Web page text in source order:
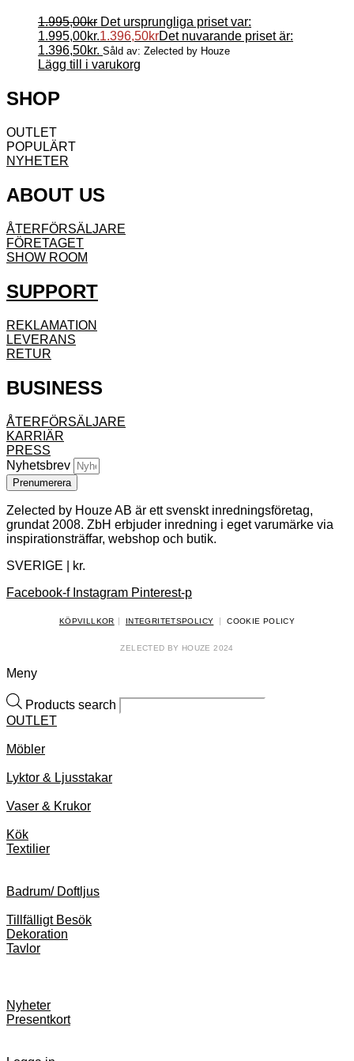
1.995,00kr Det ursprungliga priset var:
1.995,00kr.1.396,50krDet nuvarande priset är:
1.396,50kr. Såld av: Zelected by Houze
Lägg till i varukorg
SHOP
OUTLET
POPULÄRT
NYHETER
ABOUT US
ÅTERFÖRSÄLJARE
FÖRETAGET
SHOW ROOM
SUPPORT
REKLAMATION
LEVERANS
RETUR
BUSINESS
ÅTERFÖRSÄLJARE
KARRIÄR
PRESS
Nyhetsbrev
Prenumerera
Zelected by Houze AB är ett svenskt inredningsföretag,
grundat 2008. ZbH erbjuder inredning i eget varumärke via
inspirationsträffar, webshop och butik.
SVERIGE | kr.
Facebook-f Instagram Pinterest-p
KÖPVILLKOR | INTEGRITETSPOLICY | COOKIE POLICY
ZELECTED BY HOUZE2024
Meny
Products search
OUTLET
Möbler
Lyktor & Ljusstakar
Vaser & Krukor
Kök
Textilier
Badrum/ Doftljus
Tillfälligt Besök
Dekoration
Tavlor
Nyheter
Presentkort